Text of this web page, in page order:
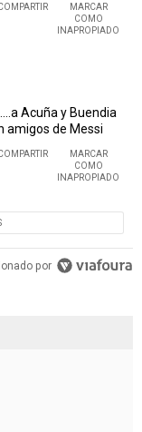
MARCAR
COMO
INAPROPIADO
Acuña y Buendia
amigos de Messi
MARCAR
COMO
INAPROPIADO
por